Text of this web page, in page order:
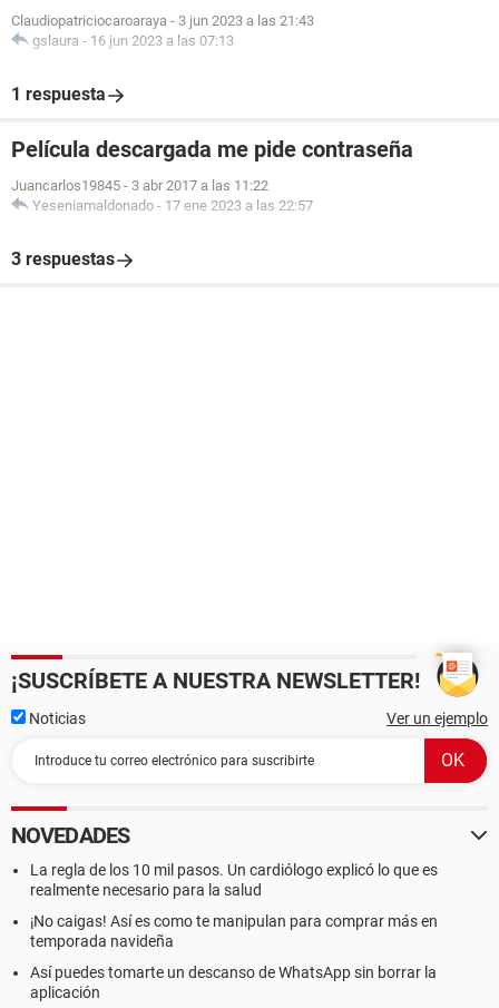
Claudiopatriciocaroaraya - 3 jun 2023 a las 21:43
gslaura - 16 jun 2023 a las 07:13
1 respuesta
Película descargada me pide contraseña
Juancarlos19845 - 3 abr 2017 a las 11:22
Yeseniamaldonado - 17 ene 2023 a las 22:57
3 respuestas
¡SUSCRÍBETE A NUESTRA NEWSLETTER!
Noticias Ver un ejemplo
NOVEDADES
La regla de los 10 mil pasos. Un cardiólogo explicó lo que es
realmente necesario para la salud
¡No caigas! Así es como te manipulan para comprar más en
temporada navideña
Así puedes tomarte un descanso de WhatsApp sin borrar la
aplicación